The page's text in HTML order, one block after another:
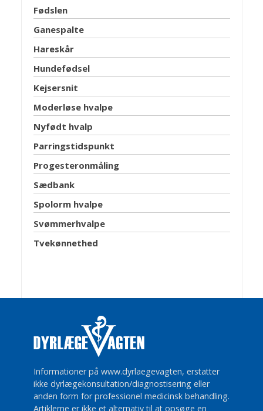
Fødslen
Ganespalte
Hareskår
Hundefødsel
Kejsersnit
Moderløse hvalpe
Nyfødt hvalp
Parringstidspunkt
Progesteronmåling
Sædbank
Spolorm hvalpe
Svømmerhvalpe
Tvekønnethed
Informationer på www.dyrlaegevagten, erstatter
ikke dyrlægekonsultation/diagnostisering eller
anden form for professionel medicinsk behandling.
Artiklerne er ikke et alternativ til at opsøge en